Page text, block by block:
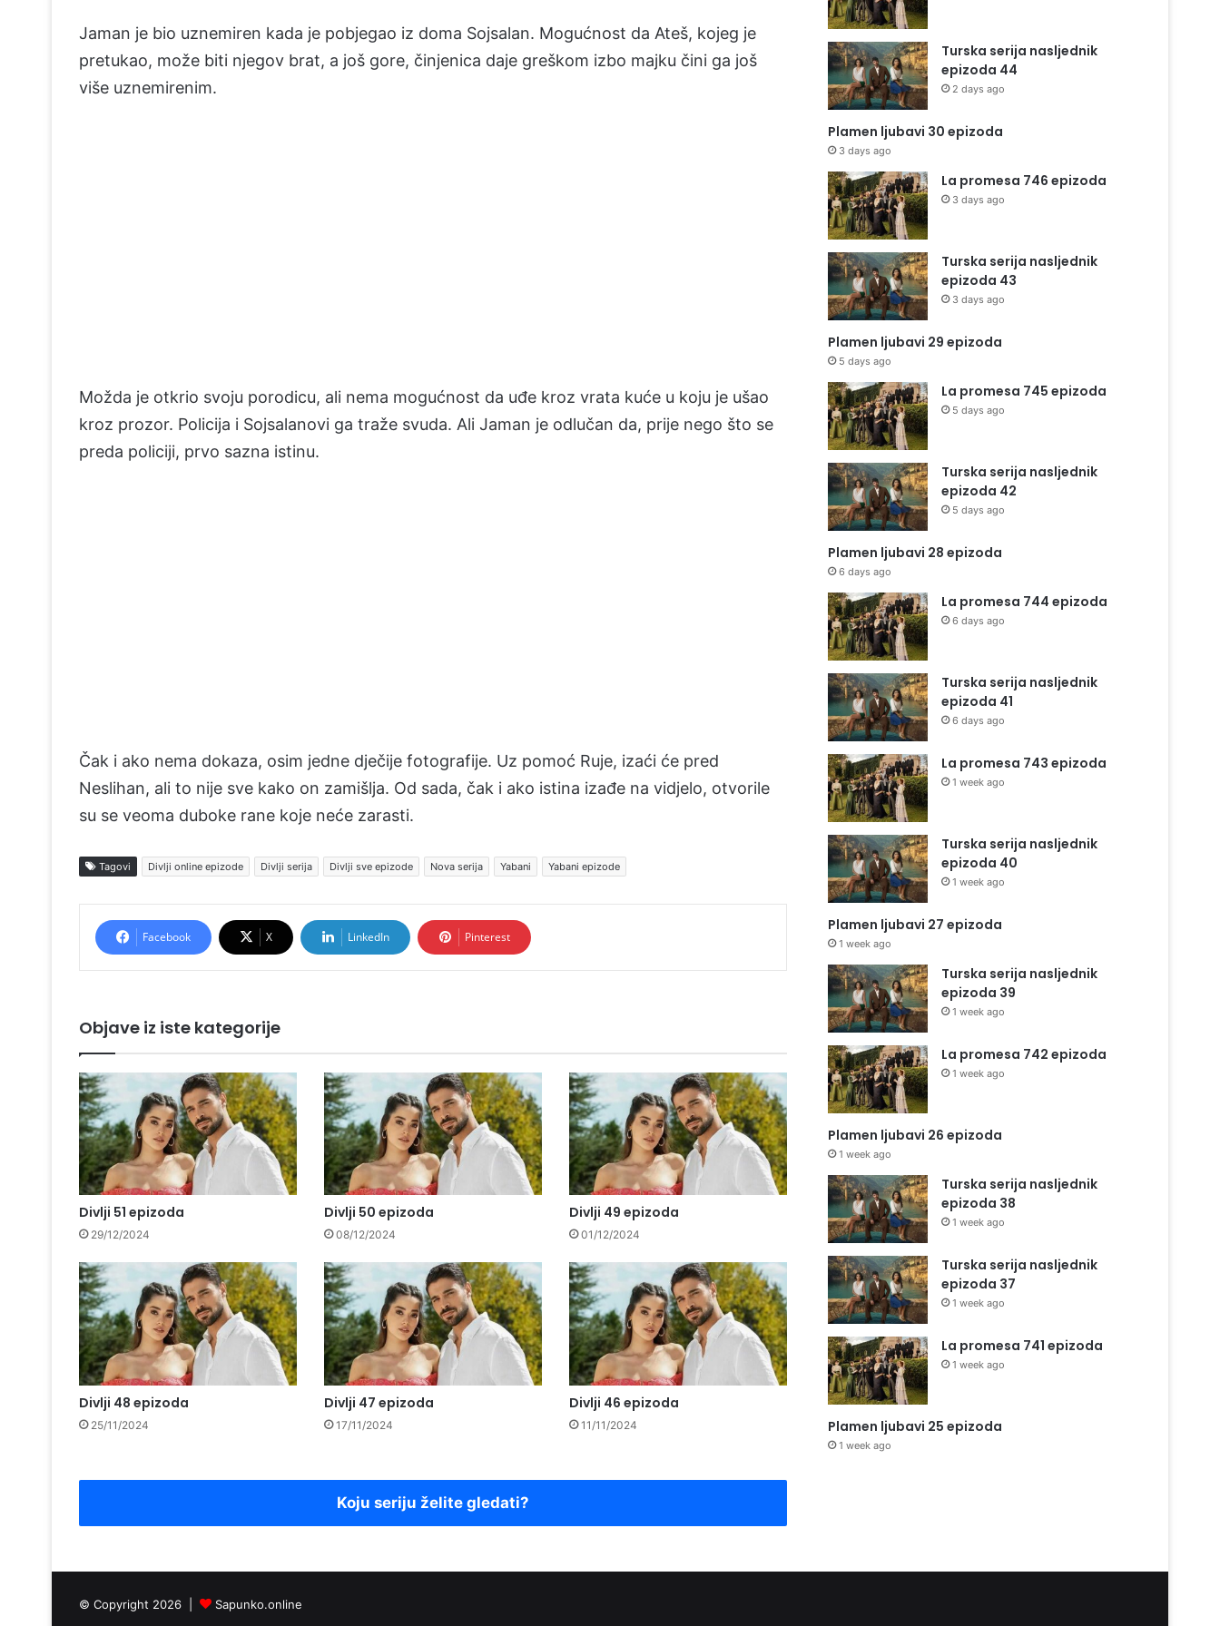
Jaman je bio uznemiren kada je pobjegao iz doma Sojsalan. Mogućnost da Ateš, kojeg je
pretukao, može biti njegov brat, a još gore, činjenica daje greškom izbo majku čini ga još
više uznemirenim.
Možda je otkrio svoju porodicu, ali nema mogućnost da uđe kroz vrata kuće u koju je ušao
kroz prozor. Policija i Sojsalanovi ga traže svuda. Ali Jaman je odlučan da, prije nego što se
preda policiji, prvo sazna istinu.
Čak i ako nema dokaza, osim jedne dječije fotografije. Uz pomoć Ruje, izaći će pred
Neslihan, ali to nije sve kako on zamišlja. Od sada, čak i ako istina izađe na vidjelo, otvorile
su se veoma duboke rane koje neće zarasti.
Tagovi Divlji online epizode Divlji serija Divlji sve epizode Nova serija Yabani Yabani epizode
Facebook X LinkedIn Pinterest
Objave iz iste kategorije
Divlji 51 epizoda
29/12/2024
Divlji 50 epizoda
08/12/2024
Divlji 49 epizoda
01/12/2024
Divlji 48 epizoda
25/11/2024
Divlji 47 epizoda
17/11/2024
Divlji 46 epizoda
11/11/2024
Koju seriju želite gledati?
Turska serija nasljednik
epizoda 44
2 days ago
Plamen ljubavi 30 epizoda
3 days ago
La promesa 746 epizoda
3 days ago
Turska serija nasljednik
epizoda 43
3 days ago
Plamen ljubavi 29 epizoda
5 days ago
La promesa 745 epizoda
5 days ago
Turska serija nasljednik
epizoda 42
5 days ago
Plamen ljubavi 28 epizoda
6 days ago
La promesa 744 epizoda
6 days ago
Turska serija nasljednik
epizoda 41
6 days ago
La promesa 743 epizoda
1 week ago
Turska serija nasljednik
epizoda 40
1 week ago
Plamen ljubavi 27 epizoda
1 week ago
Turska serija nasljednik
epizoda 39
1 week ago
La promesa 742 epizoda
1 week ago
Plamen ljubavi 26 epizoda
1 week ago
Turska serija nasljednik
epizoda 38
1 week ago
Turska serija nasljednik
epizoda 37
1 week ago
La promesa 741 epizoda
1 week ago
Plamen ljubavi 25 epizoda
1 week ago
© Copyright 2026 | Sapunko.online